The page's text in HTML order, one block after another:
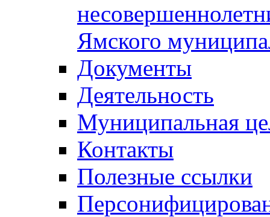
Ямского
Документы
Деятельность
Муниципальная
Контакты
Полезные ссылки